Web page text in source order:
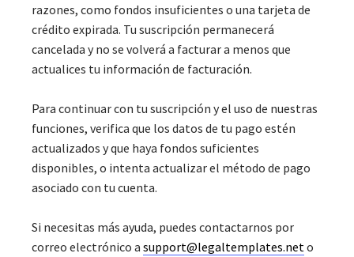
razones, como fondos insuficientes o una tarjeta de
crédito expirada. Tu suscripción permanecerá
cancelada y no se volverá a facturar a menos que
actualices tu información de facturación.
Para continuar con tu suscripción y el uso de nuestras
funciones, verifica que los datos de tu pago estén
actualizados y que haya fondos suficientes
disponibles, o intenta actualizar el método de pago
asociado con tu cuenta.
Si necesitas más ayuda, puedes contactarnos por
correo electrónico a support@legaltemplates.net o